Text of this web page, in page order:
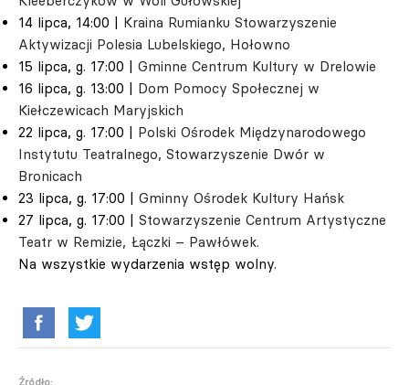
14 lipca, 14:00 | Kraina Rumianku Stowarzyszenie
Aktywizacji Polesia Lubelskiego, Hołowno
15 lipca, g. 17:00 | Gminne Centrum Kultury w Drelowie
16 lipca, g. 13:00 | Dom Pomocy Społecznej w
Kiełczewicach Maryjskich
22 lipca, g. 17:00 | Polski Ośrodek Międzynarodowego
Instytutu Teatralnego, Stowarzyszenie Dwór w
Bronicach
23 lipca, g. 17:00 | Gminny Ośrodek Kultury Hańsk
27 lipca, g. 17:00 | Stowarzyszenie Centrum Artystyczne
Teatr w Remizie, Łączki – Pawłówek.
Na wszystkie wydarzenia wstęp wolny.
Źródło: